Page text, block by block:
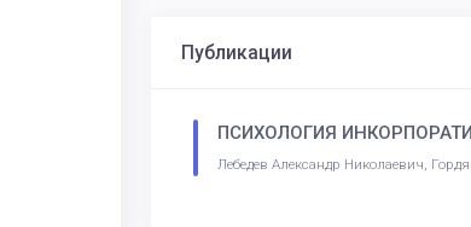
Публикации
ПСИХОЛОГИЯ
Лебедев Александр Николаевич,